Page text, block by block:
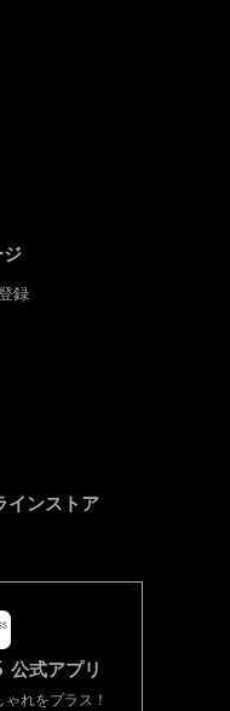
ジ
録
インストア
公式アプリ
れをプラス！